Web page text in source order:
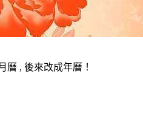
曆 , 後來改成年曆！